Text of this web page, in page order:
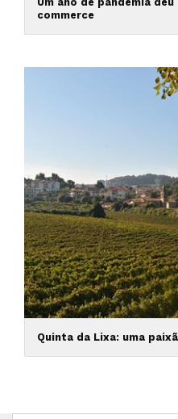
commerce
Quinta da Lixa: uma